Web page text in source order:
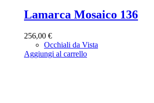
Lamarca Mosaico 136
256,00 €
Occhiali da Vista
Aggiungi al carrello